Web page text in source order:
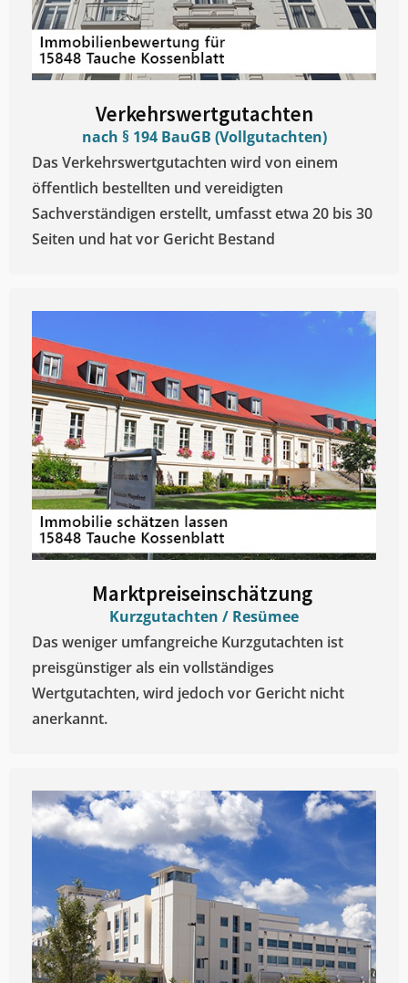
Verkehrswertgutachten
nach § 194 BauGB (Vollgutachten)
Das Verkehrswertgutachten wird von einem
öffentlich bestellten und vereidigten
Sachverständigen erstellt, umfasst etwa 20 bis 30
Seiten und hat vor Gericht Bestand
Marktpreiseinschätzung ​
Kurzgutachten / Resümee
Das weniger umfangreiche Kurzgutachten ist
preisgünstiger als ein vollständiges
Wertgutachten, wird jedoch vor Gericht nicht
anerkannt.